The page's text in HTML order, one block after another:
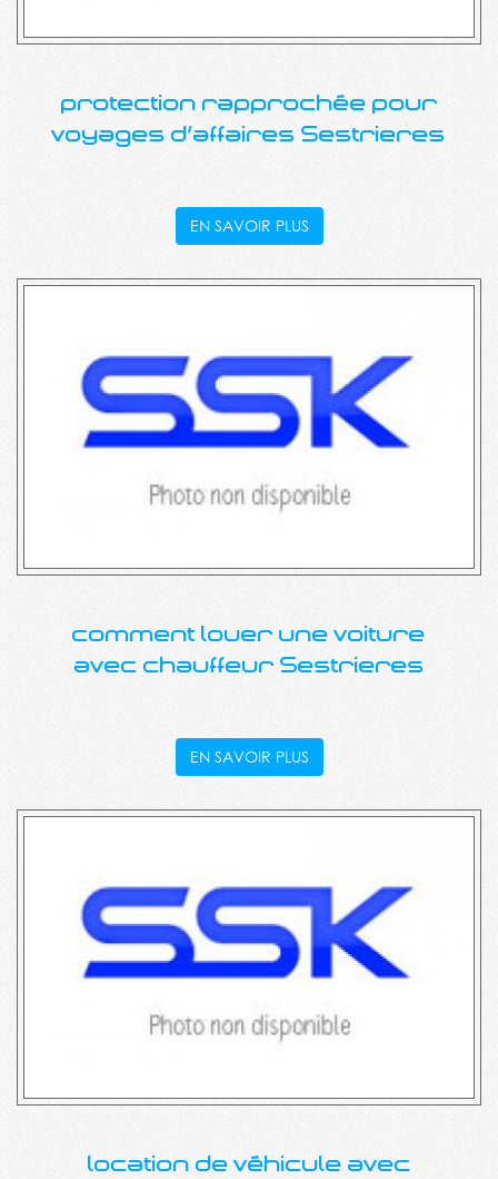
protection rapprochée pour
voyages d'affaires Sestrieres
EN SAVOIR PLUS
comment louer une voiture
avec chauffeur Sestrieres
EN SAVOIR PLUS
location de véhicule avec